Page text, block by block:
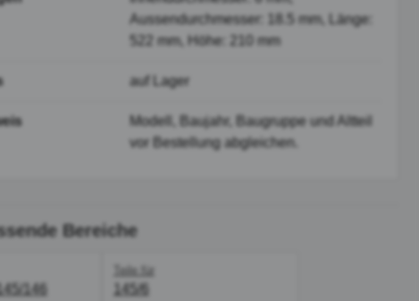
Aussendurchmesser: 18.5 mm, Länge:
522 mm, Höhe: 210 mm
auf Lager
Modell, Baujahr, Baugruppe und Altteil
vor Bestellung abgleichen.
Bereiche
146
Teile für
145/6